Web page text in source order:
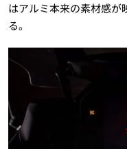
はアルミ本来の素材感が
る。